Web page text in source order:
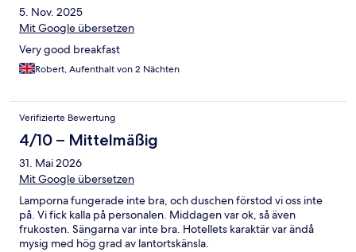
5. Nov. 2025
Mit Google übersetzen
Very good breakfast
Robert, Aufenthalt von 2 Nächten
Verifizierte Bewertung
4/10 – Mittelmäßig
31. Mai 2026
Mit Google übersetzen
Lamporna fungerade inte bra, och duschen förstod vi oss inte
på. Vi fick kalla på personalen. Middagen var ok, så även
frukosten. Sängarna var inte bra. Hotellets karaktär var ändå
mysig med hög grad av lantortskänsla.